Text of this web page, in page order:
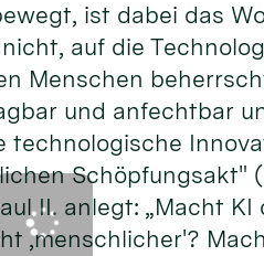
ist dabei das
auf die
Menschen
und anfechtbar
technologische
Schöpfungsakt"
II. anlegt: „Macht
‚menschlicher'?